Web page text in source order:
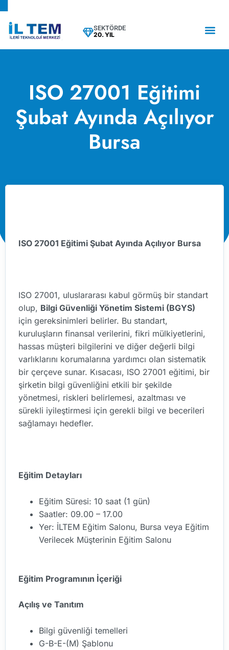
SEKTÖRDE
20. YIL
ISO 27001 Eğitimi
Şubat Ayında Açılıyor
Bursa
ISO 27001 Eğitimi Şubat Ayında Açılıyor Bursa
ISO 27001, uluslararası kabul görmüş bir standart
olup, Bilgi Güvenliği Yönetim Sistemi (BGYS)
için gereksinimleri belirler. Bu standart,
kuruluşların finansal verilerini, fikri mülkiyetlerini,
hassas müşteri bilgilerini ve diğer değerli bilgi
varlıklarını korumalarına yardımcı olan sistematik
bir çerçeve sunar. Kısacası, ISO 27001 eğitimi, bir
şirketin bilgi güvenliğini etkili bir şekilde
yönetmesi, riskleri belirlemesi, azaltması ve
sürekli iyileştirmesi için gerekli bilgi ve becerileri
sağlamayı hedefler.
Eğitim Detayları
Eğitim Süresi: 10 saat (1 gün)
Saatler: 09.00 – 17.00
Yer: İLTEM Eğitim Salonu, Bursa veya Eğitim
Verilecek Müşterinin Eğitim Salonu
Eğitim Programının İçeriği
Açılış ve Tanıtım
Bilgi güvenliği temelleri
G-B-E-(M) Şablonu